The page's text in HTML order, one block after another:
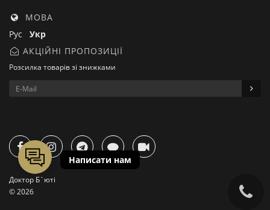
МОВА
Рус Укр
АКЦІЙНІ ПРОПОЗИЦІЇ
Розсилка товарів зі знижками
Доктор Б`юті
© 2026